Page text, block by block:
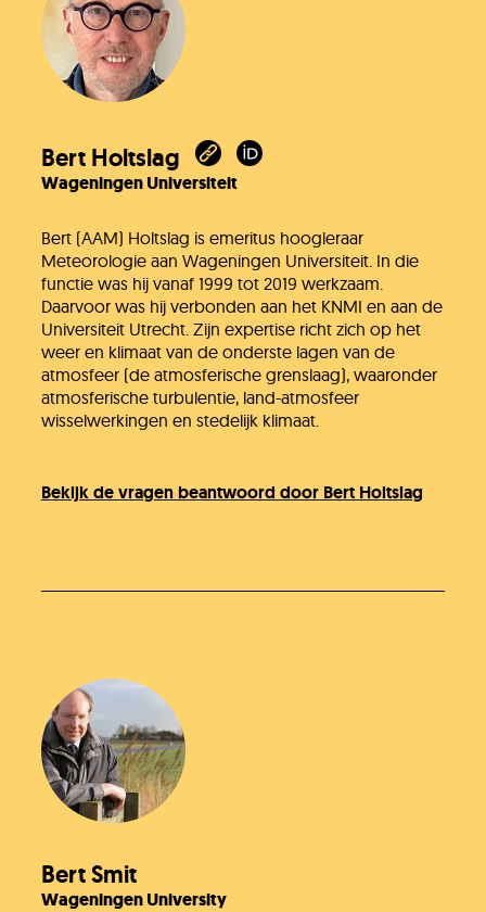
Bert Holtslag
Wageningen Universiteit
Bert (AAM) Holtslag is emeritus hoogleraar
Meteorologie aan Wageningen Universiteit. In die
functie was hij vanaf 1999 tot 2019 werkzaam.
Daarvoor was hij verbonden aan het KNMI en aan de
Universiteit Utrecht. Zijn expertise richt zich op het
weer en klimaat van de onderste lagen van de
atmosfeer (de atmosferische grenslaag), waaronder
atmosferische turbulentie, land-atmosfeer
wisselwerkingen en stedelijk klimaat.
Bekijk de vragen beantwoord door Bert Holtslag
Bert Smit
Wageningen University